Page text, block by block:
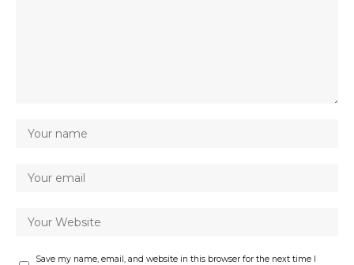
Save my name, email, and website in this browser for the next time I